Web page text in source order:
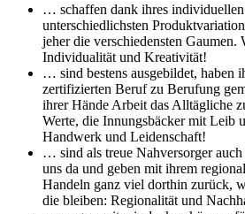
… schaffen dank ihres
unterschiedlichsten
jeher die verschiedensten Gaumen.
Individualität und Kreativität!
… sind bestens ausgebildet, haben
zertifizierten Beruf zu Berufung
ihrer Hände Arbeit das Alltägliche
Werte, die Innungsbäcker mit Leib
Handwerk und Leidenschaft!
… sind als treue Nahversorger
uns da und geben mit ihrem
Handeln ganz viel dorthin zurück,
die bleiben: Regionalität und